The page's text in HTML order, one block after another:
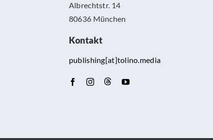
Albrechtstr. 14
80636 München
Kontakt
publishing[at]tolino.media